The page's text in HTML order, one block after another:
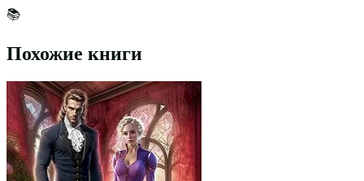
📚
Похожие книги